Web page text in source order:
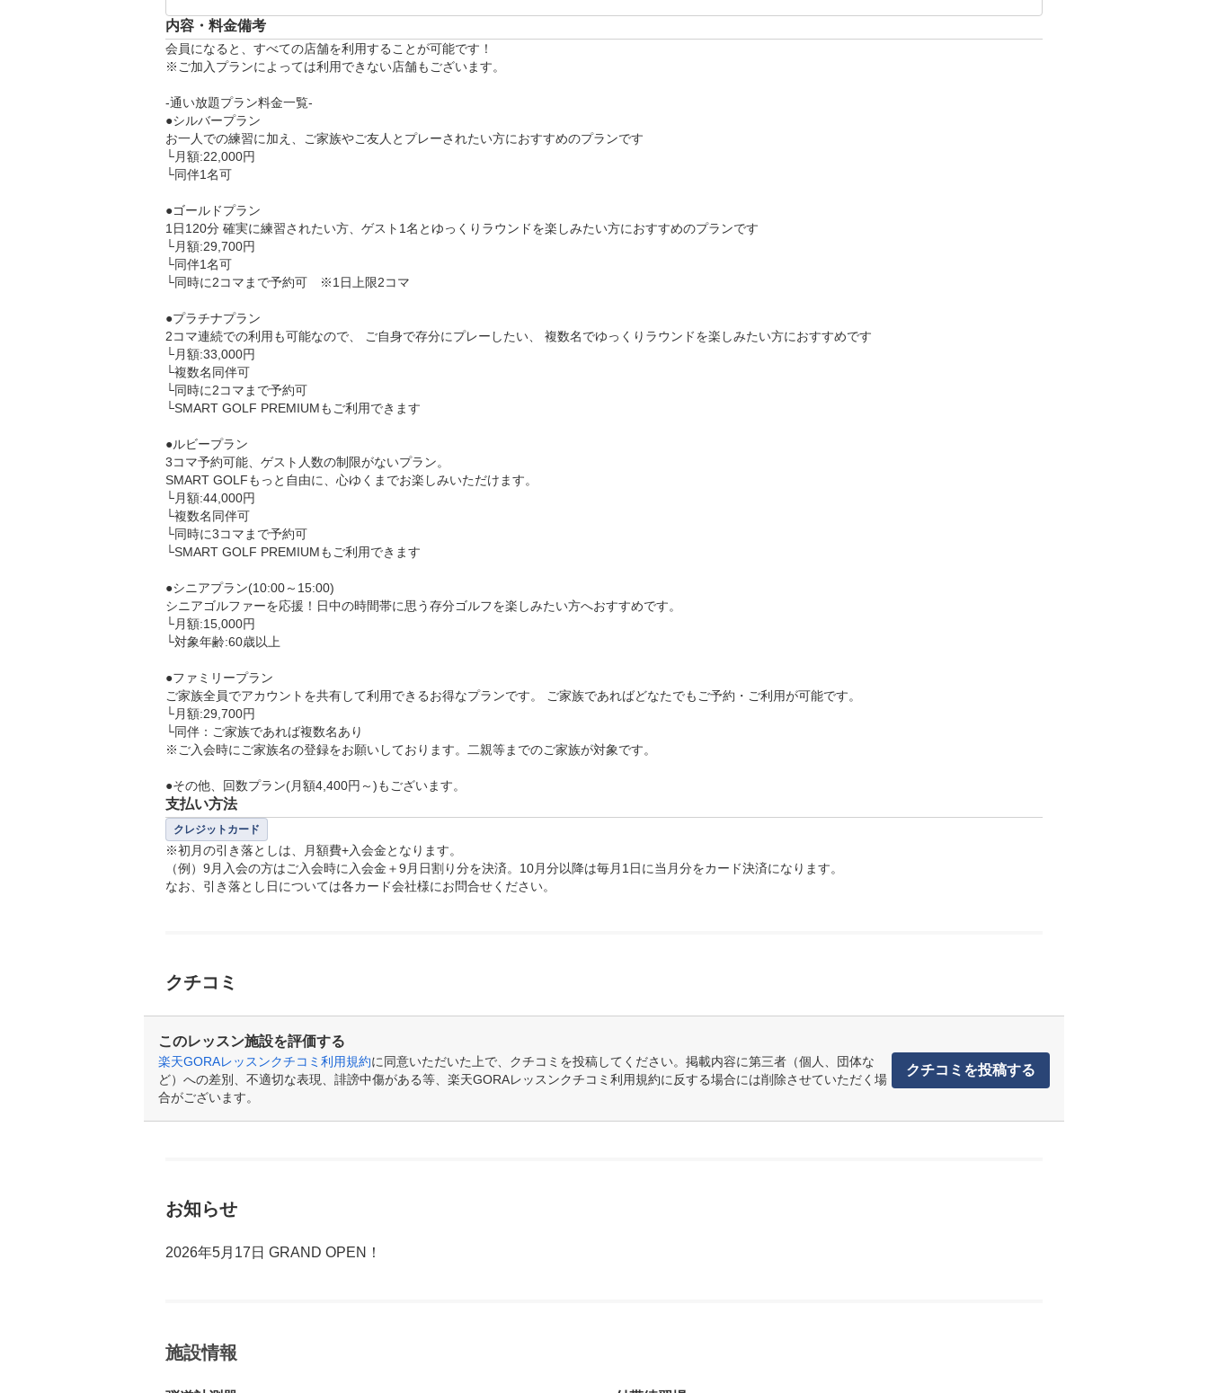
※受講候補日とコーチの日時調整を経てご予約が確定いたしますので、お返事までに数日かかる可能性
がございます。あらかじめご了承ください。
●当日の流れ
・体験レッスン(60分)
└　お客様のお悩みをヒアリングし、シミュレーターを活用した、データに基づくレッスンをいたし
ます。
・施設案内、料金のご説明(60分)
内容・料金備考
会員になると、すべての店舗を利用することが可能です！
※ご加入プランによっては利用できない店舗もございます。
-通い放題プラン料金一覧-
●シルバープラン
お一人での練習に加え、ご家族やご友人とプレーされたい方におすすめのプランです
└月額:22,000円
└同伴1名可
●ゴールドプラン
1日120分 確実に練習されたい方、ゲスト1名とゆっくりラウンドを楽しみたい方におすすめのプランです
└月額:29,700円
└同伴1名可
└同時に2コマまで予約可　※1日上限2コマ
●プラチナプラン
2コマ連続での利用も可能なので、 ご自身で存分にプレーしたい、 複数名でゆっくりラウンドを楽しみたい方におすすめです
└月額:33,000円
└複数名同伴可
└同時に2コマまで予約可
└SMART GOLF PREMIUMもご利用できます
●ルビープラン
3コマ予約可能、ゲスト人数の制限がないプラン。
SMART GOLFもっと自由に、心ゆくまでお楽しみいただけます。
└月額:44,000円
└複数名同伴可
└同時に3コマまで予約可
└SMART GOLF PREMIUMもご利用できます
●シニアプラン(10:00～15:00)
シニアゴルファーを応援！日中の時間帯に思う存分ゴルフを楽しみたい方へおすすめです。
└月額:15,000円
└対象年齢:60歳以上
●ファミリープラン
ご家族全員でアカウントを共有して利用できるお得なプランです。 ご家族であればどなたでもご予約・ご利用が可能です。
└月額:29,700円
└同伴：ご家族であれば複数名あり
※ご入会時にご家族名の登録をお願いしております。二親等までのご家族が対象です。
●その他、回数プラン(月額4,400円～)もございます。
支払い方法
クレジットカード
※初月の引き落としは、月額費+入会金となります。
（例）9月入会の方はご入会時に入会金＋9月日割り分を決済。10月分以降は毎月1日に当月分をカード決済になります。
なお、引き落とし日については各カード会社様にお問合せください。
クチコミ
このレッスン施設を評価する
楽天GORAレッスンクチコミ利用規約に同意いただいた上で、クチコミを投稿してください。掲載内容に第三者（個人、団体な
ど）への差別、不適切な表現、誹謗中傷がある等、楽天GORAレッスンクチコミ利用規約に反する場合には削除させていただく場
合がございます。
クチコミを投稿する
お知らせ
2026年5月17日 GRAND OPEN！
施設情報